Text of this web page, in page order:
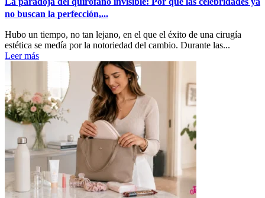
no buscan la perfección,...
Hubo un tiempo, no tan lejano, en el que el éxito de una cirugía
estética se medía por la notoriedad del cambio. Durante las...
Leer más